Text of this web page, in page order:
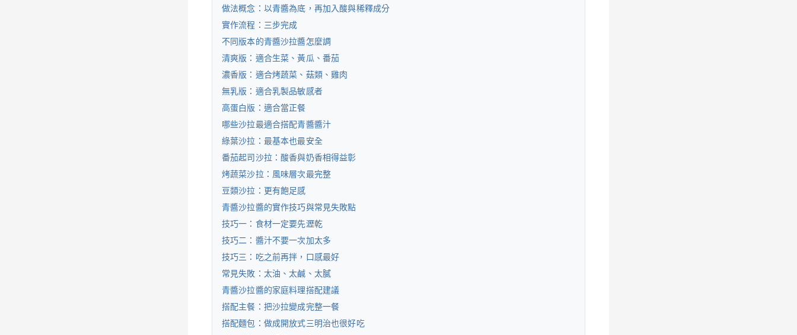
做法概念：以青醬為底，再加入酸與稀釋成分
實作流程：三步完成
不同版本的青醬沙拉醬怎麼調
清爽版：適合生菜、黃瓜、番茄
濃香版：適合烤蔬菜、菇類、雞肉
無乳版：適合乳製品敏感者
高蛋白版：適合當正餐
哪些沙拉最適合搭配青醬醬汁
綠葉沙拉：最基本也最安全
番茄起司沙拉：酸香與奶香相得益彰
烤蔬菜沙拉：風味層次最完整
豆類沙拉：更有飽足感
青醬沙拉醬的實作技巧與常見失敗點
技巧一：食材一定要先瀝乾
技巧二：醬汁不要一次加太多
技巧三：吃之前再拌，口感最好
常見失敗：太油、太鹹、太膩
青醬沙拉醬的家庭料理搭配建議
搭配主餐：把沙拉變成完整一餐
搭配麵包：做成開放式三明治也很好吃